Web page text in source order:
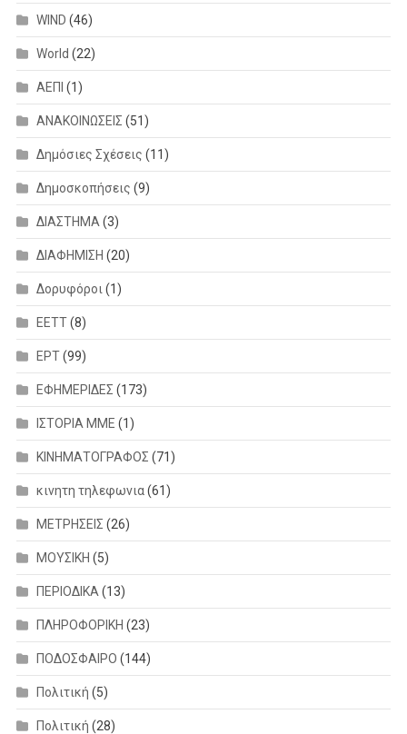
WIND (46)
World (22)
ΑΕΠΙ (1)
ΑΝΑΚΟΙΝΩΣΕΙΣ (51)
Δημόσιες Σχέσεις (11)
Δημοσκοπήσεις (9)
ΔΙΑΣΤΗΜΑ(3)
ΔΙΑΦΗΜΙΣΗ (20)
Δορυφόροι(1)
ΕΕΤΤ(8)
ΕΡΤ(99)
ΕΦΗΜΕΡΙΔΕΣ (173)
ΙΣΤΟΡΙΑ ΜΜΕ (1)
ΚΙΝΗΜΑΤΟΓΡΑΦΟΣ (71)
κινητη τηλεφωνια(61)
ΜΕΤΡΗΣΕΙΣ (26)
ΜΟΥΣΙΚΗ (5)
ΠΕΡΙΟΔΙΚΑ(13)
ΠΛΗΡΟΦΟΡΙΚΗ (23)
ΠΟΔΟΣΦΑΙΡΟ (144)
Πολιτική (5)
Πολιτική (28)